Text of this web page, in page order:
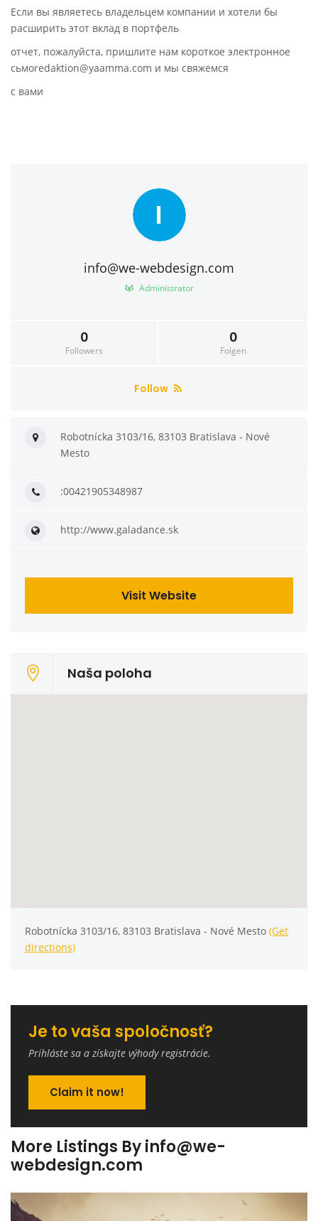
Если вы являетесь владельцем компании и хотели бы
расширить этот вклад в портфель
отчет, пожалуйста, пришлите нам короткое электронное
сьмоredaktion@yaamma.com и мы свяжемся
с вами
I
info@we-webdesign.com
Administrator
0
Followers
0
Folgen
Follow
Robotnícka 3103/16, 83103 Bratislava - Nové
Mesto
:00421905348987
http://www.galadance.sk
Visit Website
Naša poloha
Robotnícka 3103/16, 83103 Bratislava - Nové Mesto (Get
directions)
Je to vaša spoločnosť?
Prihláste sa a získajte výhody registrácie.
Claim it now!
More Listings By info@we-
webdesign.com